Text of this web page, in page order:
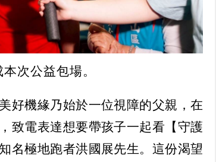
次公益包場。
好機緣乃始於一位視障的父親，在
致電表達想要帶孩子一起看【守護
名極地跑者洪國展先生。這份渴望